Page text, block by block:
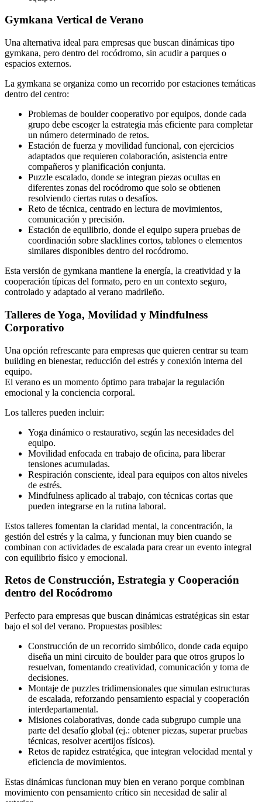
Gymkana Vertical de Verano
Una alternativa ideal para empresas que buscan dinámicas tipo
gymkana, pero dentro del rocódromo, sin acudir a parques o
espacios externos.
La gymkana se organiza como un recorrido por estaciones temáticas
dentro del centro:
Problemas de boulder cooperativo por equipos, donde cada
grupo debe escoger la estrategia más eficiente para completar
un número determinado de retos.
Estación de fuerza y movilidad funcional, con ejercicios
adaptados que requieren colaboración, asistencia entre
compañeros y planificación conjunta.
Puzzle escalado, donde se integran piezas ocultas en
diferentes zonas del rocódromo que solo se obtienen
resolviendo ciertas rutas o desafíos.
Reto de técnica, centrado en lectura de movimientos,
comunicación y precisión.
Estación de equilibrio, donde el equipo supera pruebas de
coordinación sobre slacklines cortos, tablones o elementos
similares disponibles dentro del rocódromo.
Esta versión de gymkana mantiene la energía, la creatividad y la
cooperación típicas del formato, pero en un contexto seguro,
controlado y adaptado al verano madrileño.
Talleres de Yoga, Movilidad y Mindfulness
Corporativo
Una opción refrescante para empresas que quieren centrar su team
building en bienestar, reducción del estrés y conexión interna del
equipo.
El verano es un momento óptimo para trabajar la regulación
emocional y la conciencia corporal.
Los talleres pueden incluir:
Yoga dinámico o restaurativo, según las necesidades del
equipo.
Movilidad enfocada en trabajo de oficina, para liberar
tensiones acumuladas.
Respiración consciente, ideal para equipos con altos niveles
de estrés.
Mindfulness aplicado al trabajo, con técnicas cortas que
pueden integrarse en la rutina laboral.
Estos talleres fomentan la claridad mental, la concentración, la
gestión del estrés y la calma, y funcionan muy bien cuando se
combinan con actividades de escalada para crear un evento integral
con equilibrio físico y emocional.
Retos de Construcción, Estrategia y Cooperación
dentro del Rocódromo
Perfecto para empresas que buscan dinámicas estratégicas sin estar
bajo el sol del verano. Propuestas posibles:
Construcción de un recorrido simbólico, donde cada equipo
diseña un mini circuito de boulder para que otros grupos lo
resuelvan, fomentando creatividad, comunicación y toma de
decisiones.
Montaje de puzzles tridimensionales que simulan estructuras
de escalada, reforzando pensamiento espacial y cooperación
interdepartamental.
Misiones colaborativas, donde cada subgrupo cumple una
parte del desafío global (ej.: obtener piezas, superar pruebas
técnicas, resolver acertijos físicos).
Retos de rapidez estratégica, que integran velocidad mental y
eficiencia de movimientos.
Estas dinámicas funcionan muy bien en verano porque combinan
movimiento con pensamiento crítico sin necesidad de salir al